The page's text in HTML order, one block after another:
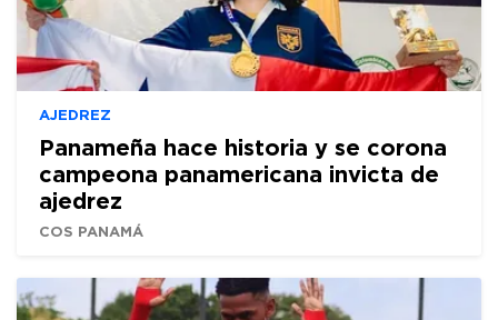
AJEDREZ
Panameña hace historia y se corona
campeona panamericana invicta de
ajedrez
COS PANAMÁ